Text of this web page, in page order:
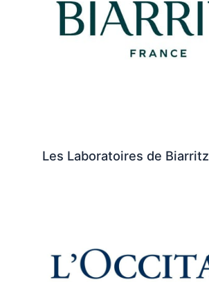
Les Laboratoires de Biarritz